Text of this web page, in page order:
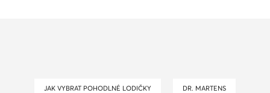
JAK VYBRAT POHODLNÉ LODIČKY DR. MARTENS